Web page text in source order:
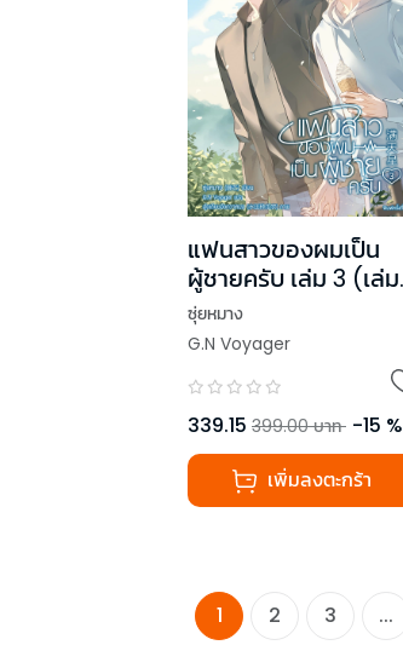
แฟนสาวของผมเป็น
ผู้ชายครับ เล่ม 3 (เล่ม
จบ)
ซุ่ยหมาง
G.N Voyager
339.15 399.00 บาท -15 %
เพิ่มลงตะกร้า
1 2 3 ...